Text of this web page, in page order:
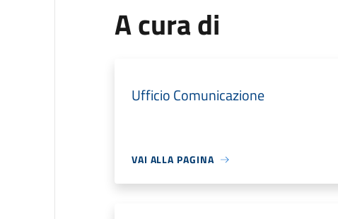
A cura di
Ufficio Comunicazione
VAI ALLA PAGINA